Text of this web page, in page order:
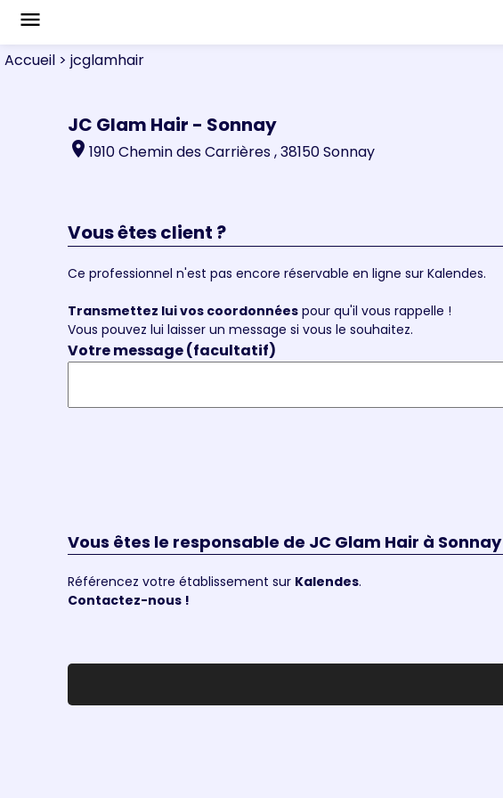
menu
Accueil > jcglamhair
JC Glam Hair - Sonnay
location_on1910 Chemin des Carrières , 38150 Sonnay
Vous êtes client ?
Ce professionnel n'est pas encore réservable en ligne sur Kalendes.
Transmettez lui vos coordonnées pour qu'il vous rappelle !
Vous pouvez lui laisser un message si vous le souhaitez.
Votre message (facultatif)
Vous êtes le responsable de JC Glam Hair à Sonnay
Référencez votre établissement sur Kalendes.
Contactez-nous !